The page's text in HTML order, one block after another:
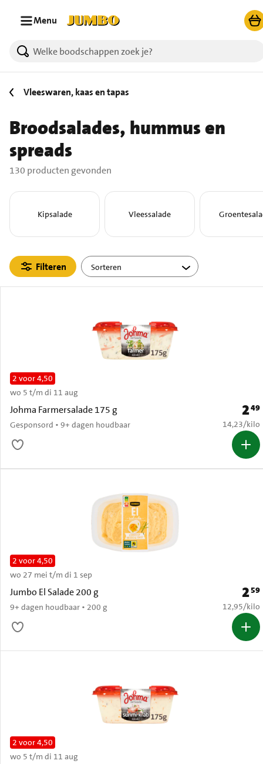
Menu
130 producten gevonden.
Vleeswaren, kaas en tapas
Broodsalades, hummus en
spreads
130 producten gevonden
Kipsalade Vleessalade
Filteren
Johma Farmersalade 175 g
Gesponsord • 9+ dagen houdbaar
2 voor 4,50
wo 5 t/m di 11 aug
249
€ 14,23
14,23/kilo
Jumbo El Salade 200 g
9+ dagen houdbaar • 200 g
2 voor 4,50
wo 27 mei t/m di 1 sep
259
€ 12,95
12,95/kilo
2 voor 4,50
wo 5 t/m di 11 aug